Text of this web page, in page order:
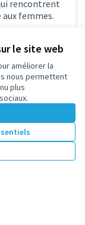
le site web
améliorer la
nous permettent
plus
rencontrent
femmes.